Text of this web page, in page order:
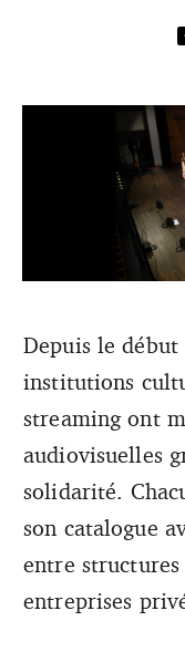
« Il y a tellement
ont du mal à
qu’ils s’habituent à
cofondateur et
Depuis le début
institutions
streaming ont
audiovisuelles
solidarité.
son catalogue
entre
entreprises